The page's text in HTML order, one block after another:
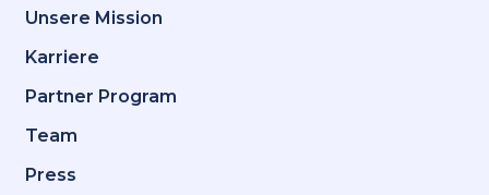
Unsere Mission
Karriere
Partner Program
Team
Press